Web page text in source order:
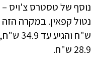
ש"ח
28.9 ש"ח.